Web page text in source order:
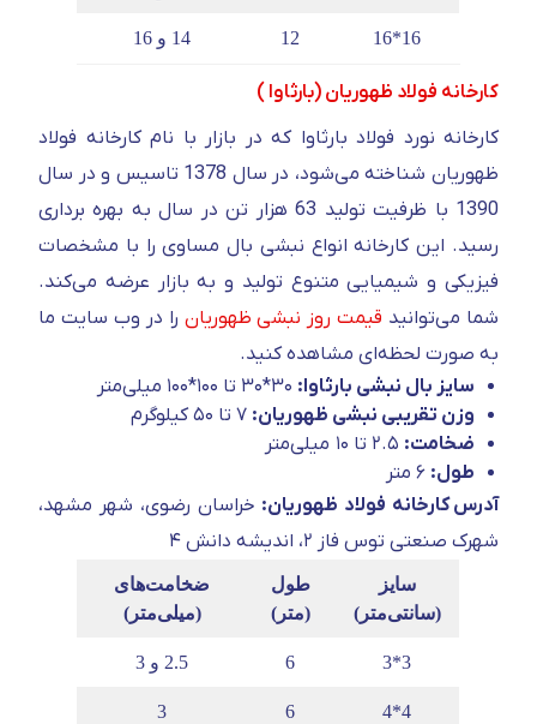
16*16
12 14 و 16
کارخانه فولاد ظهوریان (بارثاوا )
کارخانه نورد فولاد بارثاوا که در بازار با نام کارخانه فولاد
ظهوریان شناخته می‌شود، در سال 1378 تاسیس و در سال
1390 با ظرفیت تولید 63 هزار تن در سال به بهره برداری
رسید. این کارخانه انواع نبشی بال مساوی را با مشخصات
فیزیکی و شیمیایی متنوع تولید و به بازار عرضه می‌کند.
شما می‌توانید قیمت روز نبشی ظهوریان را در وب سایت ما
به صورت لحظه‌ای مشاهده کنید.
سایز بال نبشی بارثاوا:
وزن تقریبی نبشی ظهوریان:
ضخامت:
طول:
آدرس کارخانه فولاد ظهوریان: خراسان رضوی، شهر مشهد،
شهرک صنعتی توس فاز ۲، اندیشه دانش ۴
سایز
(سانتی‌متر)
طول
(متر)
ضخامت‌های
(میلی‌متر)
3*3
6 2.5 و 3
4*4
6
3